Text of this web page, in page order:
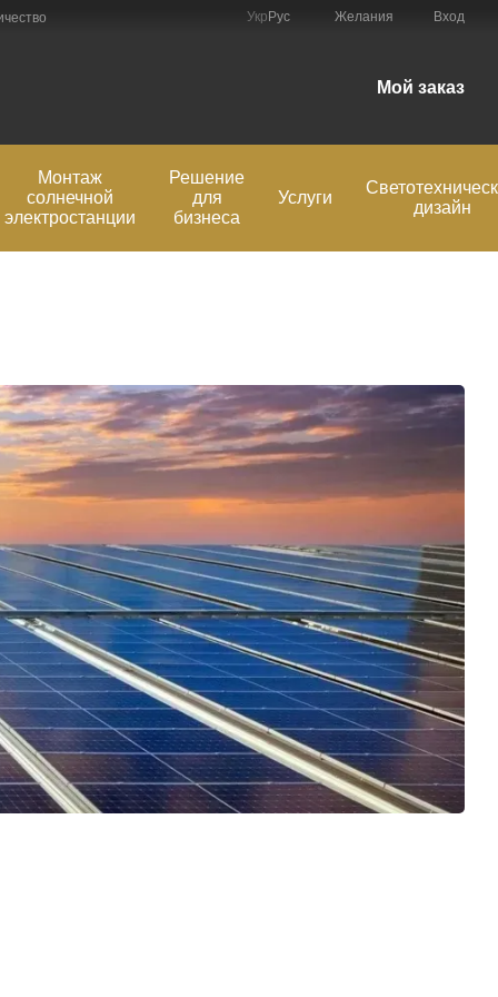
Укр Рус Желания Вход
Мой заказ
Монтаж
солнечной
электростанции
Решение
для
бизнеса
Услуги
дизайн